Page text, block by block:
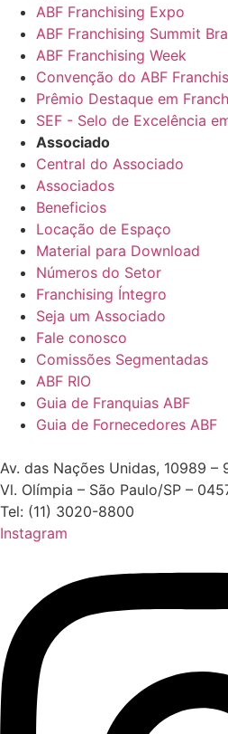
ABF Franchising Expo
ABF Franchising Summit
ABF Franchising Week
Convenção do ABF
Prêmio Destaque em
SEF - Selo de Excelência
Associado
Central do Associado
Associados
Beneficios
Locação de Espaço
Material para Download
Números do Setor
Franchising Íntegro
Seja um Associado
Fale conosco
Comissões Segmentadas
ABF RIO
Guia de Franquias ABF
Guia de Fornecedores ABF
Av. das Nações Unidas, 10989 –
Vl. Olímpia – São Paulo/SP –
Tel: (11) 3020-8800
Instagram